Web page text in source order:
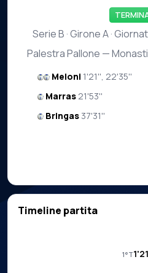
Serie B · Girone A ·
Palestra Pallone —
Meloni 1'21'', 22'35''
Marras 21'53''
Bringas 37'31''
Timeline partita
1°T